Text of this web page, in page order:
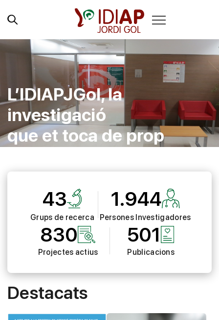
L’IDIAPJGol, la
investigació
que et toca de prop
43
Grups de recerca
1.944
Persones Investigadores
830
Projectes actius
501
Publicacions
Destacats